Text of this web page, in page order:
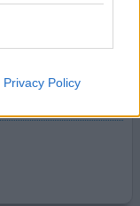
Privacy Policy